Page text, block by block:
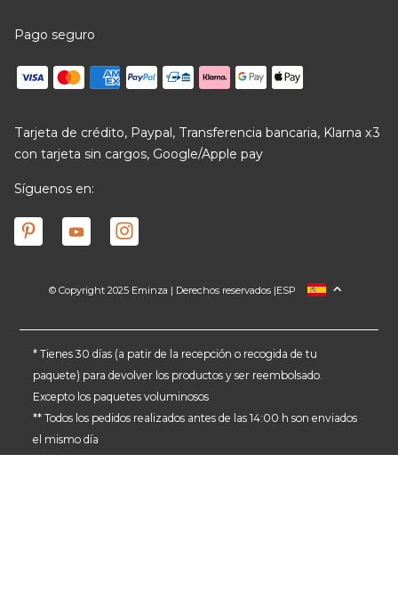
Pago seguro
Tarjeta de crédito, Paypal, Transferencia bancaria, Klarna x3
con tarjeta sin cargos, Google/Apple pay
Síguenos en:
© Copyright 2025 Eminza | Derechos reservados |
FRANCIA
ALEMANIA
PAÍSES BAJOS
ESP
* Tienes 30 días (a patir de la recepción o recogida de tu
paquete) para devolver los productos y ser reembolsado.
Excepto los paquetes voluminosos
** Todos los pedidos realizados antes de las 14:00 h son enviados
el mismo día